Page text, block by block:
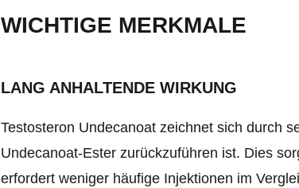
WICHTIGE MERKMALE
LANG ANHALTENDE WIRKUNG
Testosteron Undecanoat zeichnet sich durch
Undecanoat-Ester zurückzuführen ist. Dies
erfordert weniger häufige Injektionen im